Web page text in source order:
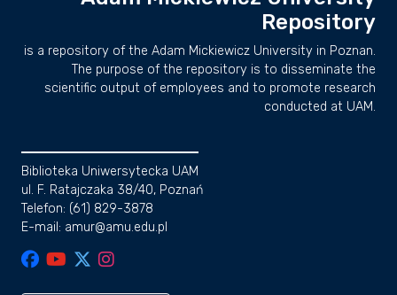
Repository
is a repository of the Adam Mickiewicz University in Poznan.
The purpose of the repository is to disseminate the
scientific output of employees and to promote research
conducted at UAM.
Biblioteka Uniwersytecka UAM
ul. F. Ratajczaka 38/40, Poznań
Telefon: (61) 829-3878
E-mail: amur@amu.edu.pl